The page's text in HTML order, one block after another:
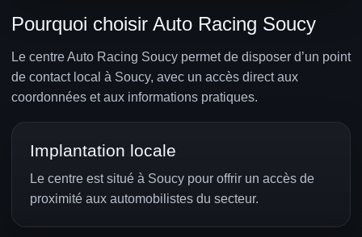
Pourquoi choisir Auto Racing Soucy
Le centre Auto Racing Soucy permet de disposer d’un point
de contact local à Soucy, avec un accès direct aux
coordonnées et aux informations pratiques.
Implantation locale
Le centre est situé à Soucy pour offrir un accès de
proximité aux automobilistes du secteur.